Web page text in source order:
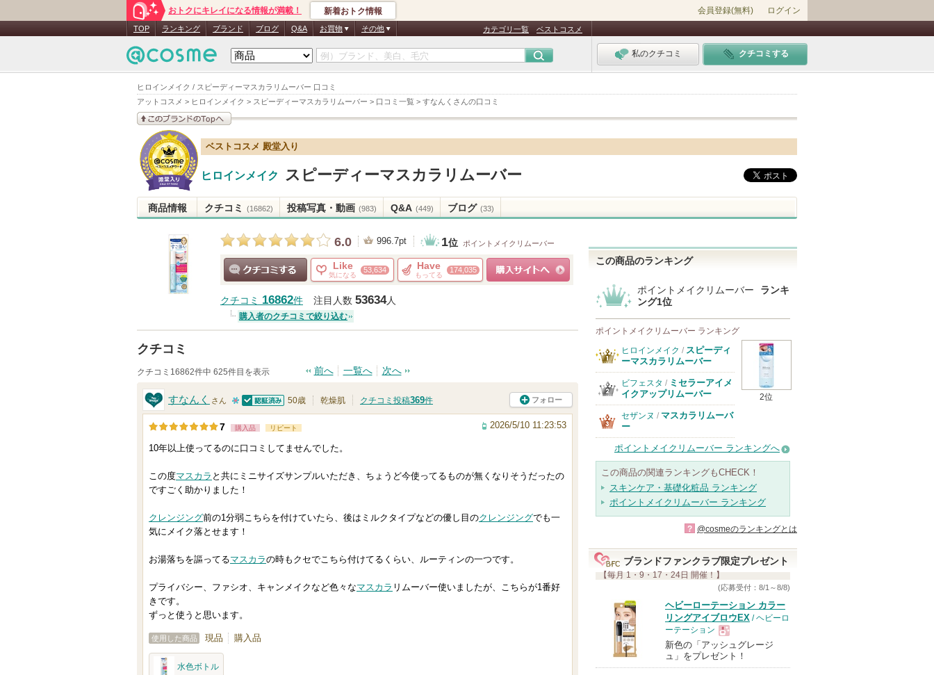
ヒロインメイク / スピーディーマスカラリムーバー 口コミ
アットコスメ > ヒロインメイク > スピーディーマスカラリムーバー > 口コミ一覧 > すなんくさんの口コミ
おトクにキレイになる情報が満載！ 新着おトク情報 会員登録(無料) ログイン
TOP ランキング ブランド ブログ Q&A お買物 その他 カテゴリ一覧 ベストコスメ
私のクチコミ クチコミする
このブランドの情報を
見る
ベストコスメ 殿堂入り
ヒロインメイク スピーディーマスカラリムーバー
商品情報 クチコミ (16862) 投稿写真・動画 (983) Q&A (449) ブログ (33)
6.0 996.7pt 1位 ポイントメイクリムーバー
Like
気になる
53,634 Have
もってる
174,035
クチコミ 16862件 注目人数 53634人
購入者のクチコミで絞り込む
クチコミ
クチコミ16862件中 625件目を表示 前へ 一覧へ 次へ
すなんく さん
1
0
人
上
メ
ン
バ
に
お
認証済
50歳 乾燥肌 クチコミ投稿369件 フォロー
7 購入品 リピート 2026/5/10 11:23:53
10年以上使ってるのに口コミしてませんでした。
この度マスカラ と共にミニサイズサンプルいただき、ちょうど今使ってるものが無くなりそうだったの
ですごく助かりました！
クレンジング前の1分弱こちらを付けていたら、後はミルクタイプなどの優し目のクレンジングでも一
気にメイク落とせます！
お湯落ちを謳ってるマスカラの時もクセでこちら付けてるくらい、ルーティンの一つです。
プライバシー、ファシオ、キャンメイクなど色々なマスカラ リムーバー使いましたが、こちらが1番好
きです。
ずっと使うと思います。
使用した商品 現品 購入品
水色ボトル
この商品のランキング
ポイントメイクリムーバー
ランキ
ング1位
ポイントメイクリムーバー ランキング
2位
ヒロインメイク / スピーディ
ーマスカラリムーバー
ビフェスタ / ミセラーアイメ
イクアップリムーバー
セザンヌ / マスカラリムーバ
ー
ポイントメイクリムーバー ランキングへ
この商品の関連ランキングもCHECK！
スキンケア・基礎化粧品 ランキング
ポイントメイクリムーバー ランキング
? @cosmeのランキングとは
ブランドファンクラブ限定プレゼント
【毎月 1・9・17・24日 開催！】
(応募受付：8/1～8/8)
ヘビーローテーション カラー
リングアイブロウEX / ヘビーロ
ーテーション
現
新色の「アッシュグレージ
ュ」をプレゼント！